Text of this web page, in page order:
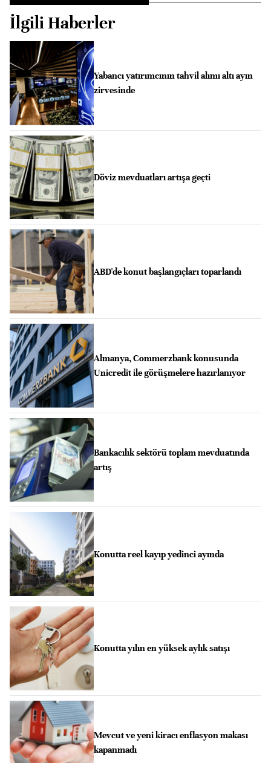
İlgili Haberler
Yabancı yatırımcının tahvil alımı altı ayın
zirvesinde
Döviz mevduatları artışa geçti
ABD'de konut başlangıçları toparlandı
Almanya, Commerzbank konusunda
Unicredit ile görüşmelere hazırlanıyor
Bankacılık sektörü toplam mevduatında
artış
Konutta reel kayıp yedinci ayında
Konutta yılın en yüksek aylık satışı
Mevcut ve yeni kiracı enflasyon makası
kapanmadı